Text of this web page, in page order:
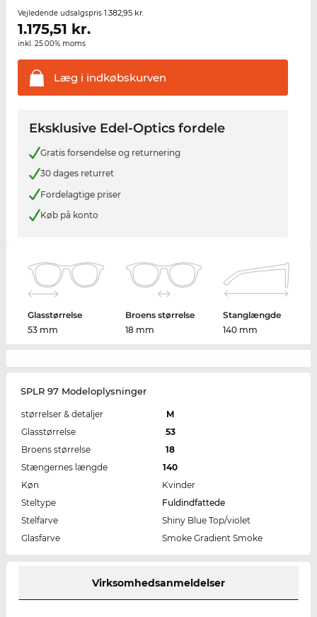
Vejledende udsalgspris 1.382,95 kr.
1.175,51 kr.
inkl. 25.00% moms
Læg i indkøbskurven
Eksklusive Edel-Optics fordele
Gratis forsendelse og returnering
30 dages returret
Fordelagtige priser
Køb på konto
Glasstørrelse
53 mm
Broens størrelse
18 mm
Stanglængde
140 mm
SPLR 97 Modeloplysninger
størrelser & detaljer
M
Glasstørrelse
53
Broens størrelse
18
Stængernes længde
140
Køn
Kvinder
Steltype
Fuldindfattede
Stelfarve
Shiny Blue Top/violet
Glasfarve
Smoke Gradient Smoke
Virksomhedsanmeldelser